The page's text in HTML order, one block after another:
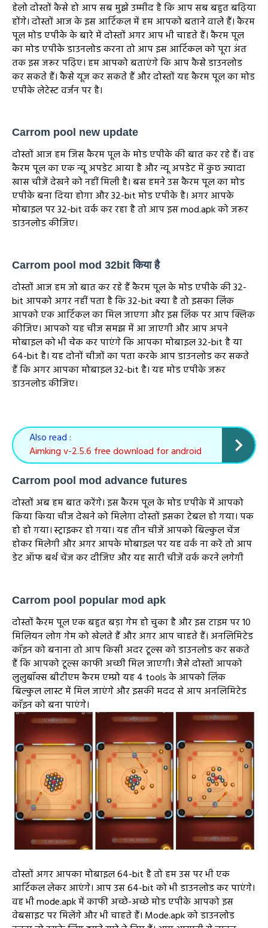
हेलो दोस्तों कैसे हो आप सब मुझे उम्मीद है कि आप सब बहुत बढ़िया
होंगे। दोस्तों आज के इस आर्टिकल में हम आपको बताने वाले हैं। कैरम
पूल मोड एपीके के बारे में दोस्तों अगर आप भी चाहते हैं। कैरम पूल
का मोड एपीके डाउनलोड करना तो आप इस आर्टिकल को पूरा अंत
तक इस जरूर पढ़िए। हम आपको बताएंगे कि आप कैसे डाउनलोड
कर सकते हैं। कैसे यूज कर सकते हैं और दोस्तों यह कैरम पूल का मोड
एपीके लेटेस्ट वर्जन पर है।
Carrom pool new update
दोस्तों आज हम जिस कैरम पूल के मोड एपीके की बात कर रहे हैं। वह
कैरम पूल का एक न्यू अपडेट आया है और न्यू अपडेट में कुछ ज्यादा
खास चीजें देखने को नहीं मिली है। बस हमने उस कैरम पूल का मोड
एपीके बना दिया होगा और 32-bit मोड एपीके है। अगर आपके
मोबाइल पर 32-bit वर्क कर रहा है तो आप इस mod.apk को जरूर
डाउनलोड कीजिए।
Carrom pool mod 32bit किया है
दोस्तों आज हम जो बात कर रहे हैं कैरम पूल के मोड एपीके की 32-
bit आपको अगर नहीं पता है कि 32-bit क्या है तो इसका लिंक
आपको एक आर्टिकल का मिल जाएगा और इस लिंक पर आप क्लिक
कीजिए। आपको यह चीज समझ में आ जाएगी और आप अपने
मोबाइल को भी चेक कर पाएंगे कि आपका मोबाइल 32-bit है या
64-bit है। यह दोनों चीजों का पता करके आप डाउनलोड कर सकते
हैं कि अगर आपका मोबाइल 32-bit है। यह मोड एपीके जरूर
डाउनलोड कीजिए।
Also read :
Aimking v-2.5.6 free download for android
Carrom pool mod advance futures
दोस्तों अब हम बात करेंगे। इस कैरम पूल के मोड एपीके में आपको
किया किया चीज देखने को मिलेगा दोस्तों इसका टेबल हो गया। पक
हो हो गया। स्ट्राइकर हो गया। यह तीन चीजें आपको बिल्कुल चेंज
होकर मिलेगी और अगर आपके मोबाइल पर यह वर्क ना करें तो आप
डेट ऑफ बर्थ चेंज कर दीजिए और यह सारी चीजें वर्क करने लगेगी
Carrom pool popular mod apk
दोस्तों कैरम पूल एक बहुत बड़ा गेम हो चुका है और इस टाइम पर 10
मिलियन लोग गेम को खेलते हैं और अगर आप चाहते हैं। अनलिमिटेड
कॉइन को बनाना तो आप किसी अदर टूल्स को डाउनलोड कर सकते
हैं कि आपको टूल्स काफी अच्छी मिल जाएगी। जैसे दोस्तों आपको
लुलुबॉक्स बीटीएम कैरम एम्प्रो यह 4 tools के आपको लिंक
बिल्कुल लास्ट में मिल जाएंगे और इसकी मदद से आप अनलिमिटेड
कॉइन को बना पाएंगे।
दोस्तों अगर आपका मोबाइल 64-bit है तो हम उस पर भी एक
आर्टिकल लेकर आएंगे। आप उस 64-bit को भी डाउनलोड कर पाएंगे।
वह भी mode.apk में काफी अच्छे-अच्छे मोड एपीके आपको इस
वेबसाइट पर मिलेंगे और भी चाहते हैं। Mode.apk को डाउनलोड